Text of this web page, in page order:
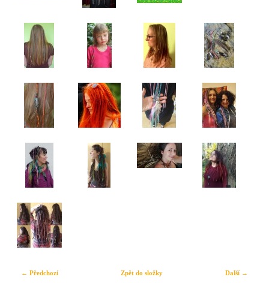
← Předchozí Další →
Zpět do složky